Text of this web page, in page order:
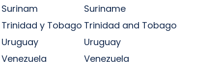
Surinam
Suriname
Trinidad y Tobago Trinidad and Tobago
Uruguay
Uruguay
Venezuela
Venezuela